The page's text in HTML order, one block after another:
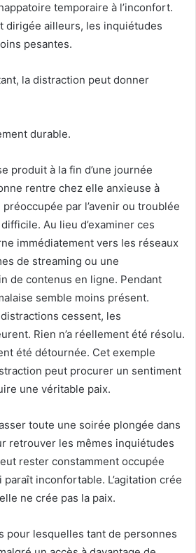
temporaire à l’inconfort.
dirigée ailleurs, les inquiétudes
pesantes.
la distraction peut donner
durable.
produit à la fin d’une journée
rentre chez elle anxieuse à
par l’avenir ou troublée
Au lieu d’examiner ces
immédiatement vers les réseaux
de streaming ou une
de contenus en ligne. Pendant
semble moins présent.
cessent, les
Rien n’a réellement été résolu.
été détournée. Cet exemple
peut procurer un sentiment
une véritable paix.
toute une soirée plongée dans
retrouver les mêmes inquiétudes
rester constamment occupée
inconfortable. L’agitation crée
ne crée pas la paix.
pour lesquelles tant de personnes